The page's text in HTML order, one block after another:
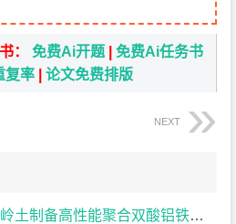
：免费Ai开题 |免费Ai任务书
复率 |论文免费排版
NEXT
备高性能聚合双酸铝铁净水剂文献综述